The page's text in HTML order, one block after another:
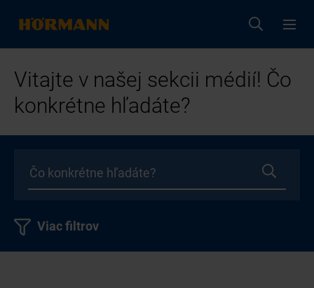
Vitajte v našej sekcii médií! Čo
konkrétne hľadáte?
Viac filtrov